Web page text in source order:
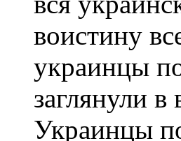
воистину
украинцы
заглянули
Украинцы